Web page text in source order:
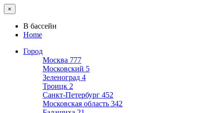
×
В бассейн
Home
Город
Москва 777
Московский 5
Зеленоград 4
Троицк 2
Санкт-Петербург 452
Московская область 342